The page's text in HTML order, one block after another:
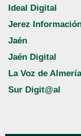
Ideal Digital
Jerez
Jaén
Jaén Digital
La Voz de Almería
Sur Digit@al